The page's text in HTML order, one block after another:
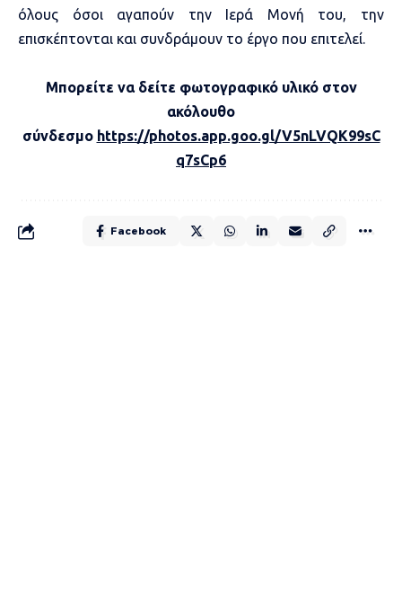
όλους όσοι αγαπούν την Ιερά Μονή του, την
επισκέπτονται και συνδράμουν το έργο που επιτελεί.
Μπορείτε να δείτε φωτογραφικό υλικό στον
ακόλουθο
σύνδεσμο https://photos.app.goo.gl/V5nLVQK99sC
q7sCp6
Facebook